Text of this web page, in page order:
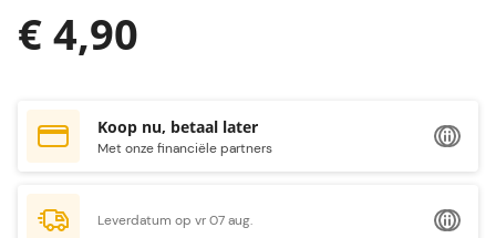
bevestigen en voegt een vleugje klasse toe.
Zijn functionaliteit gaat verder dan esthetiek,
jouw PerfectDraft bevindt. Geen giswerk meer of
het apparaat openen om te controleren.
€ 4,90
Koop nu, betaal later
Met onze financiële partners
Leverdatum op vr 07 aug.